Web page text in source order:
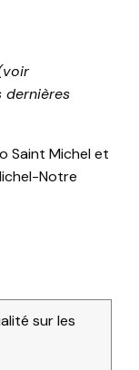
dernières
Saint Michel et
Notre
sur les